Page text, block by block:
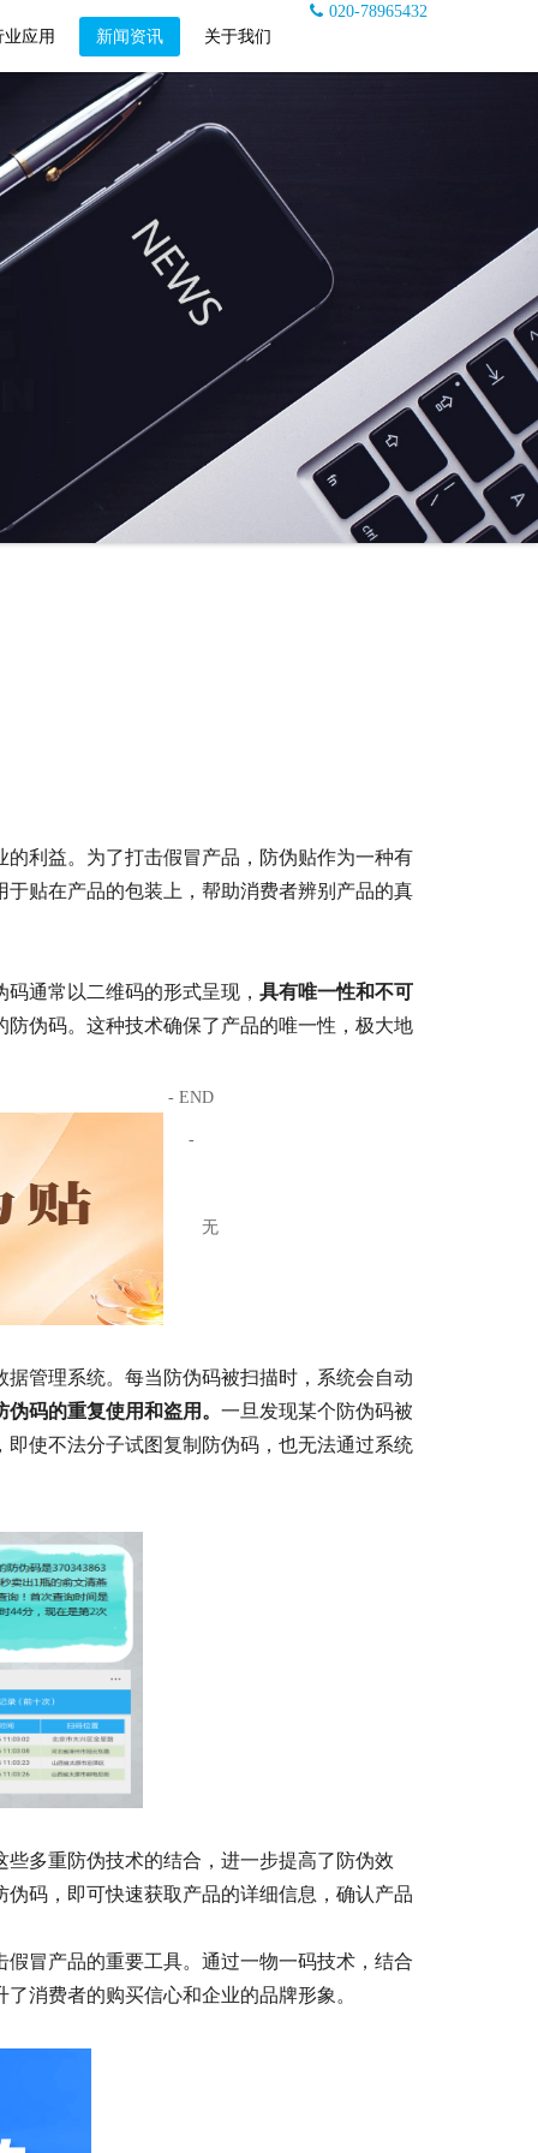
020-78965432
业应用
新闻资讯 关于我们
利益。为了打击假冒产品，防伪贴作为一种有
贴在产品的包装上，帮助消费者辨别产品的真
通常以二维码的形式呈现， 具有唯一性和不可
伪码。这种技术确保了产品的唯一性，极大地
管理系统。每当防伪码被扫描时，系统会自动
码的重复使用和盗用。 一旦发现某个防伪码被
使不法分子试图复制防伪码，也无法通过系统
多重防伪技术的结合，进一步提高了防伪效
码，即可快速获取产品的详细信息，确认产品
冒产品的重要工具。通过一物一码技术，结合
消费者的购买信心和企业的品牌形象。
- END
-
无